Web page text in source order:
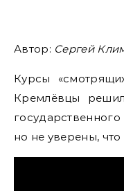
Автор: Сергей
Курсы
Кремлёвцы
но не уверены, что